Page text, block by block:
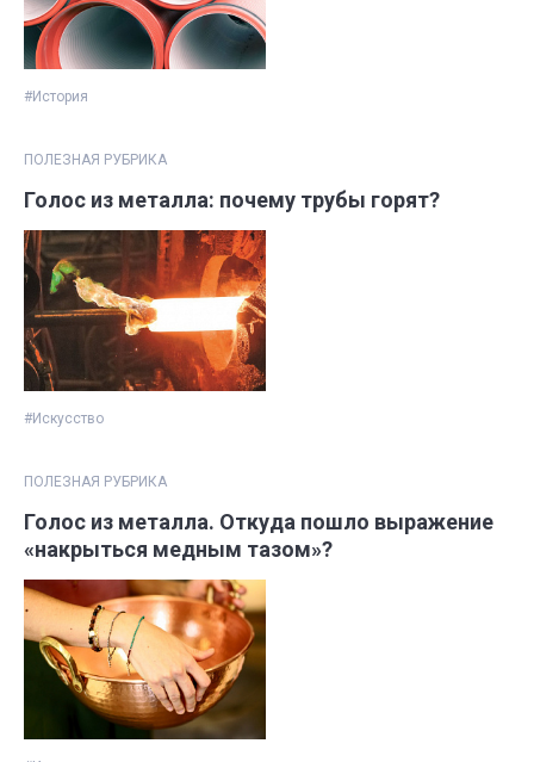
#История
ПОЛЕЗНАЯ РУБРИКА
Голос из металла: почему трубы горят?
#Искусство
ПОЛЕЗНАЯ РУБРИКА
Голос из металла. Откуда пошло выражение
«накрыться медным тазом»?